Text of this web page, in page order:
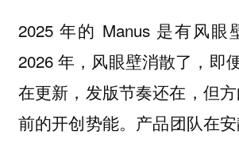
2025 年的 Manus 是有风眼
2026 年，风眼壁消散了，即
在更新，发版节奏还在，但
前的开创势能。 产品团队在